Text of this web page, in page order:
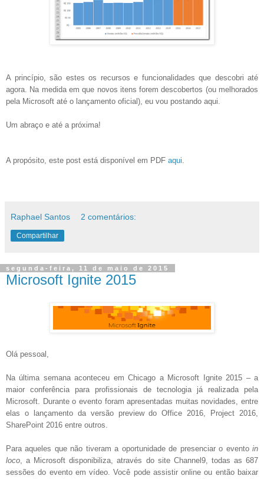
A princípio, são estes os recursos e funcionalidades que descobri até
agora. Na medida em que novos itens forem descobertos (ou melhorados
pela Microsoft até o lançamento oficial), eu vou postando aqui.
Um abraço e até a próxima!
A propósito, este post está disponível em PDF aqui.
Raphael Santos 2 comentários:
Compartilhar
segunda-feira, 11 de maio de 2015
Microsoft Ignite 2015
Olá pessoal,
Na última semana aconteceu em Chicago a Microsoft Ignite 2015 – a
maior conferência para profissionais de tecnologia já realizada pela
Microsoft. Durante o evento foram apresentadas muitas novidades, entre
elas o lançamento da versão preview do Office 2016, Project 2016,
SharePoint 2016 entre outros.
Para aqueles que não tiveram a oportunidade de presenciar o evento in
loco, a Microsoft disponibiliza, através do site Channel9, todas as 687
sessões do evento em vídeo. Você pode assistir online ou então baixar